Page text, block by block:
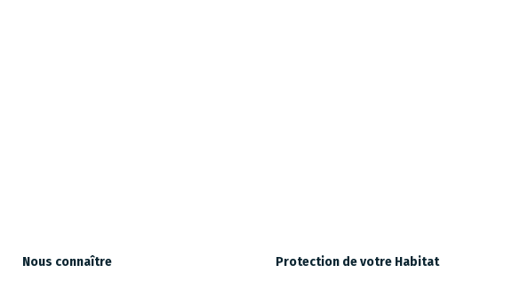
Nous connaître Protection de votre Habitat